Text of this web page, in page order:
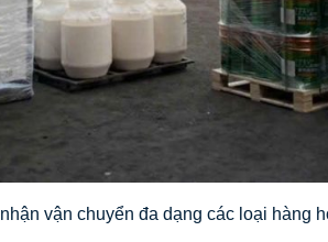
nhận vận chuyển đa dạng các loại hàng